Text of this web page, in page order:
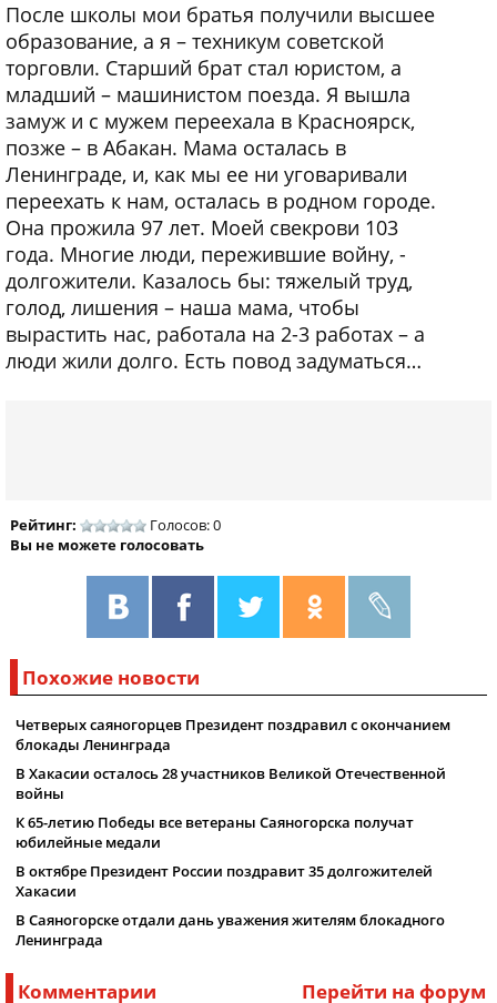
После школы мои братья получили высшее
образование, а я – техникум советской
торговли. Старший брат стал юристом, а
младший – машинистом поезда. Я вышла
замуж и с мужем переехала в Красноярск,
позже – в Абакан. Мама осталась в
Ленинграде, и, как мы ее ни уговаривали
переехать к нам, осталась в родном городе.
Она прожила 97 лет. Моей свекрови 103
года. Многие люди, пережившие войну, -
долгожители. Казалось бы: тяжелый труд,
голод, лишения – наша мама, чтобы
вырастить нас, работала на 2-3 работах – а
люди жили долго. Есть повод задуматься…
Рейтинг:
Голосов: 0
Вы не можете голосовать
Похожие новости
Четверых саяногорцев Президент поздравил с окончанием
блокады Ленинграда
В Хакасии осталось 28 участников Великой Отечественной
войны
К 65-летию Победы все ветераны Саяногорска получат
юбилейные медали
В октябре Президент России поздравит 35 долгожителей
Хакасии
В Саяногорске отдали дань уважения жителям блокадного
Ленинграда
Перейти на форум
Комментарии